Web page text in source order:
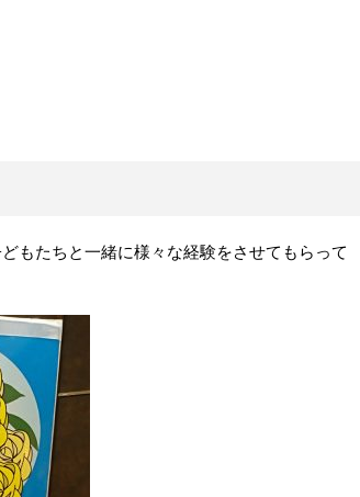
もたちと一緒に様々な経験をさせてもらって